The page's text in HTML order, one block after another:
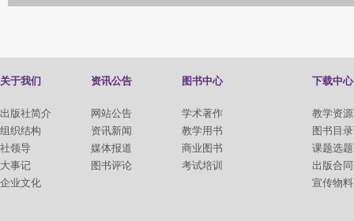
关于我们
出版社简介
组织结构
社领导
大事记
企业文化
资讯公告
网站公告
资讯新闻
媒体报道
图书评论
图书中心
学术著作
教学用书
商业图书
考试培训
下载中心
教学资
图书目
课题选
出版合
宣传物